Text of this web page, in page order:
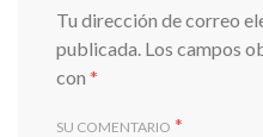
Tu dirección de correo
publicada. Los campos
con *
SU COMENTARIO *